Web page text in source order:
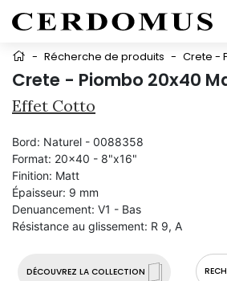
- Récherche de produits - Crete -
Crete - Piombo 20x40
Effet Cotto
DÉCOUVREZ LA COLLECTION
Bord: Naturel - 0088358
Format: 20x40 - 8"x16"
Finition: Matt
Épaisseur: 9 mm
Denuancement: V1 - Bas
Résistance au glissement: R 9, A